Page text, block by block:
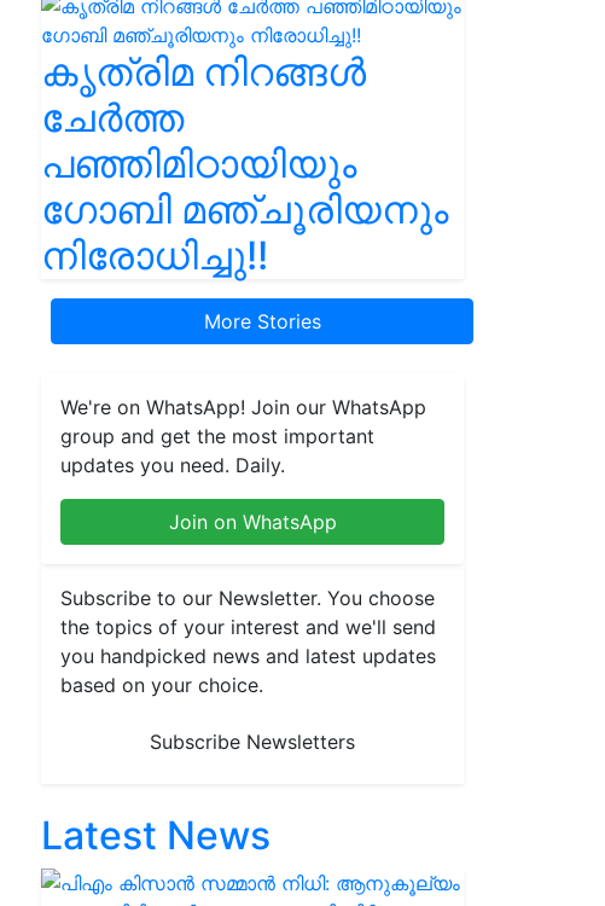
കൃത്രിമ നിറങ്ങൾ
ചേർത്ത
പഞ്ഞിമിഠായിയും
ഗോബി മഞ്ചൂരിയനും
നിരോധിച്ചു!!
More Stories
We're on WhatsApp! Join our WhatsApp
group and get the most important
updates you need. Daily.
Join on WhatsApp
Subscribe to our Newsletter. You choose
the topics of your interest and we'll send
you handpicked news and latest updates
based on your choice.
Subscribe Newsletters
Latest News